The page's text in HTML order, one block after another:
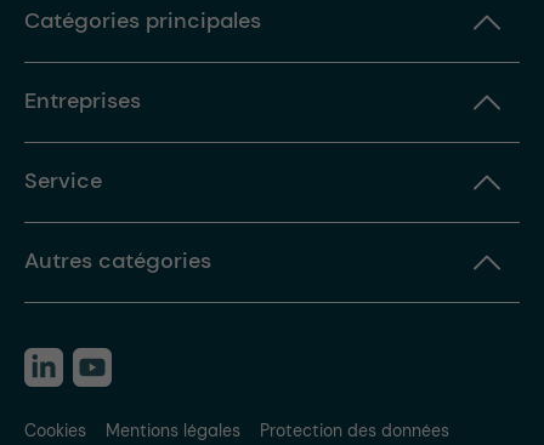
Catégories principales
Entreprises
Service
Autres catégories
Cookies Mentions légales
Protection des données